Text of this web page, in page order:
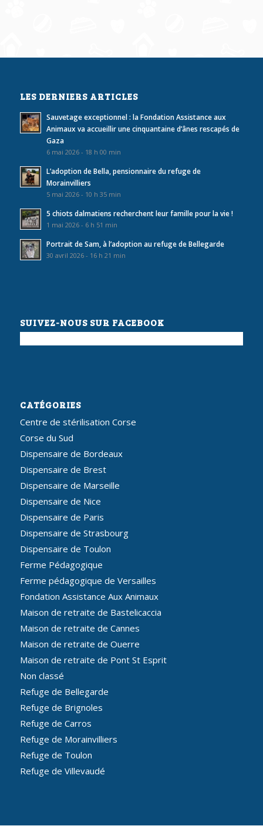
LES DERNIERS ARTICLES
Sauvetage exceptionnel : la Fondation Assistance aux
Animaux va accueillir une cinquantaine d’ânes rescapés de
Gaza
6 mai 2026 - 18 h 00 min
L’adoption de Bella, pensionnaire du refuge de
Morainvilliers
5 mai 2026 - 10 h 35 min
5 chiots dalmatiens recherchent leur famille pour la vie !
1 mai 2026 - 6 h 51 min
Portrait de Sam, à l’adoption au refuge de Bellegarde
30 avril 2026 - 16 h 21 min
SUIVEZ-NOUS SUR FACEBOOK
CATÉGORIES
Centre de stérilisation Corse
Corse du Sud
Dispensaire de Bordeaux
Dispensaire de Brest
Dispensaire de Marseille
Dispensaire de Nice
Dispensaire de Paris
Dispensaire de Strasbourg
Dispensaire de Toulon
Ferme Pédagogique
Ferme pédagogique de Versailles
Fondation Assistance Aux Animaux
Maison de retraite de Bastelicaccia
Maison de retraite de Cannes
Maison de retraite de Ouerre
Maison de retraite de Pont St Esprit
Non classé
Refuge de Bellegarde
Refuge de Brignoles
Refuge de Carros
Refuge de Morainvilliers
Refuge de Toulon
Refuge de Villevaudé